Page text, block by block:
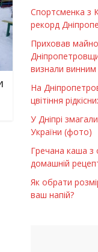
Спортсменка з
рекорд
Приховав
визнали винним
На
цвітіння
У Дніпрі
України (фото)
Гречана каша з
домашній
Як обрати
ваш напій?